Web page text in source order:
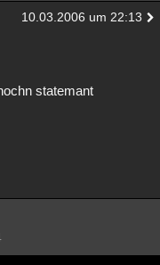
10.03.2006 um 22:13
statemant